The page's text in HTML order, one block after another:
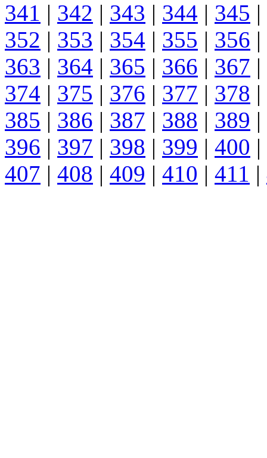
341 | 342 | 343 | 344 | 345 |
352 | 353 | 354 | 355 | 356 |
363 | 364 | 365 | 366 | 367 |
374 | 375 | 376 | 377 | 378 |
385 | 386 | 387 | 388 | 389 |
396 | 397 | 398 | 399 | 400 |
407 | 408 | 409 | 410 | 411 |